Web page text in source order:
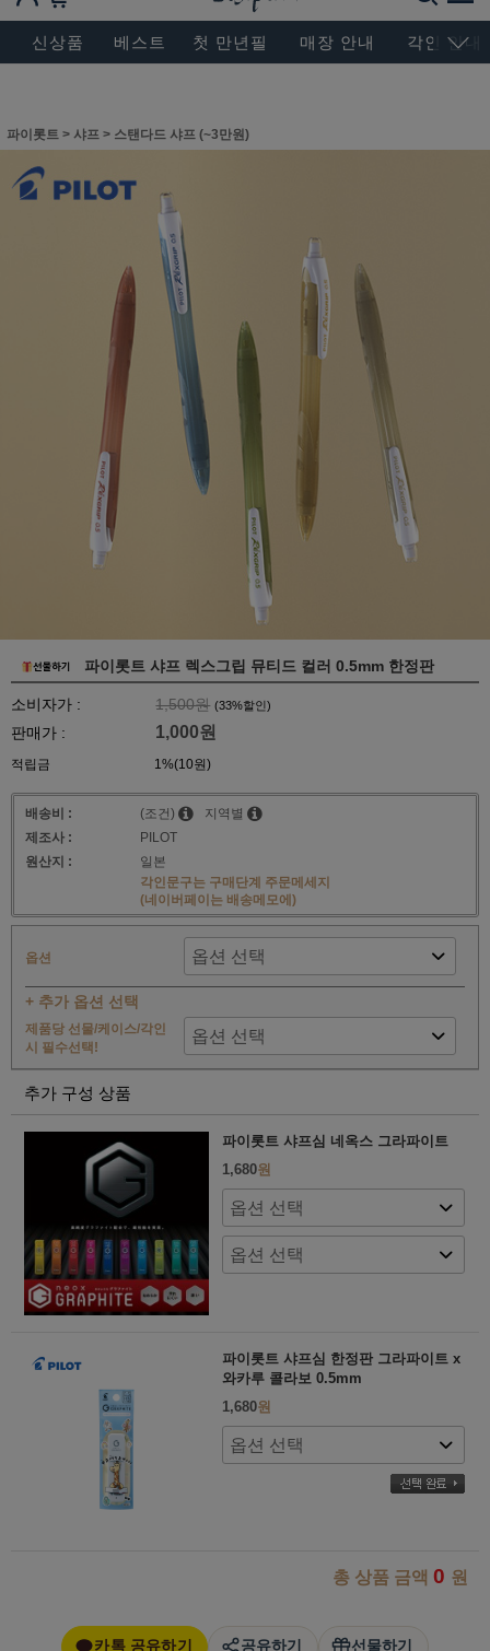
BESEN MASTERPIECE, SINCE 2004
신상품 베스트 첫 만년필 매장 안내 각인 안내
파이롯트 > 샤프 > 스탠다드 샤프 (~3만원)
파이롯트 샤프 렉스그립 뮤티드 컬러 0.5mm 한정판
소비자가 : 1,500원 (33%할인)
판매가 : 1,000원
적립금 1%(10원)
배송비 : (조건)
지역별
제조사 :
PILOT
원산지 :
일본
각인문구는 구매단계 주문메세지
(네이버페이는 배송메모에)
옵션
+ 추가 옵션 선택
제품당 선물/케이스/각인
시 필수선택!
추가 구성 상품
파이롯트 샤프심 네옥스 그라파이트
1,680원
파이롯트 샤프심 한정판 그라파이트 x
와카루 콜라보 0.5mm
1,680원
총 상품 금액 0 원
카톡 공유하기 공유하기 선물하기